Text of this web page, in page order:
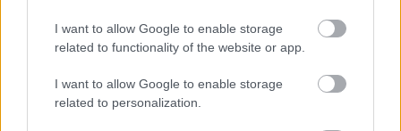
I want to allow Google to enable storage
related to functionality of the website or app.
I want to allow Google to enable storage
related to personalization.
Kapcsolódó hírek